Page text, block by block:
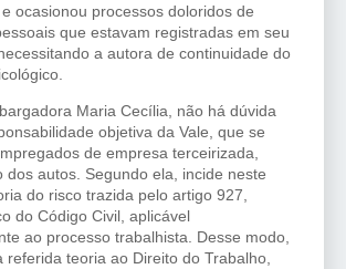
ocasionou processos doloridos de
que estavam registradas em seu
a autora de continuidade do
Maria Cecília, não há dúvida
objetiva da Vale, que se
de empresa terceirizada,
dos autos. Segundo ela, incide neste
do risco trazida pelo artigo 927,
do Código Civil, aplicável
ao processo trabalhista. Desse modo,
referida teoria ao Direito do Trabalho,